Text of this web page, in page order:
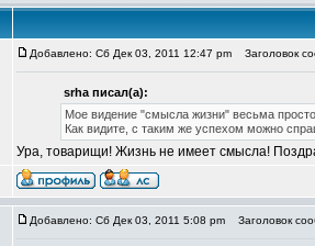
Добавлено: Сб Дек 03, 2011 12:47 pm Заголовок
srha писал(а):
Мое видение "смысла жизни" весьма
Как видите, с таким же успехом можно
Ура, товарищи! Жизнь не имеет смысла!
Добавлено: Сб Дек 03, 2011 5:08 pm Заголовок